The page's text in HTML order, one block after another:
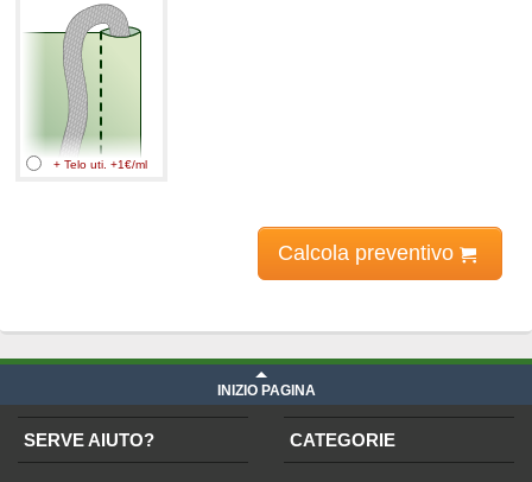
+ Telo uti. +1€/ml
Calcola preventivo
INIZIO PAGINA
SERVE AIUTO? CATEGORIE